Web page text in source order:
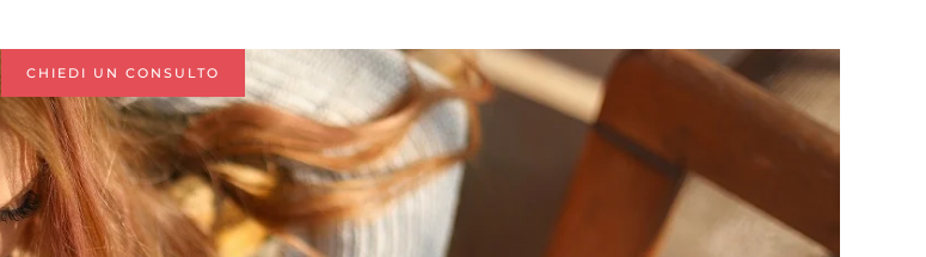
CHIEDI UN CONSULTO